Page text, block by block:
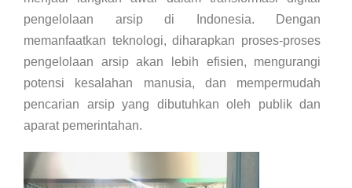
pengelolaan arsip di Indonesia. Dengan
memanfaatkan teknologi, diharapkan proses-proses
pengelolaan arsip akan lebih efisien, mengurangi
potensi kesalahan manusia, dan mempermudah
pencarian arsip yang dibutuhkan oleh publik dan
aparat pemerintahan.